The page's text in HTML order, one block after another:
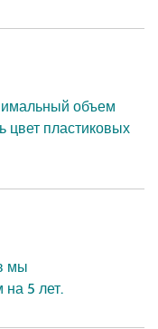
объем
цвет пластиковых
мы
на 5 лет.